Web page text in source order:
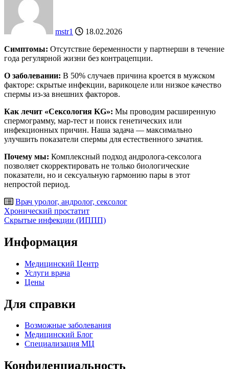
mstr1
18.02.2026
Симптомы: Отсутствие беременности у партнерши в течение
года регулярной жизни без контрацепции.
О заболевании: В 50% случаев причина кроется в мужском
факторе: скрытые инфекции, варикоцеле или низкое качество
спермы из-за внешних факторов.
Как лечит «Сексология KG»: Мы проводим расширенную
спермограмму, мар-тест и поиск генетических или
инфекционных причин. Наша задача — максимально
улучшить показатели спермы для естественного зачатия.
Почему мы: Комплексный подход андролога-сексолога
позволяет скорректировать не только биологические
показатели, но и сексуальную гармонию пары в этот
непростой период.
Врач уролог, андролог, сексолог
Post
navigation
Хронический простатит
Скрытые инфекции (ИППП)
Информация
Медицинский Центр
Услуги врача
Цены
Для справки
Возможные заболевания
Медицинский Блог
Специализация МЦ
Конфиденциальность